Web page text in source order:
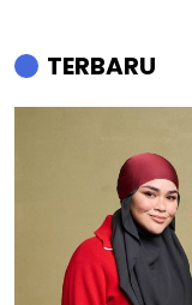
TERBARU